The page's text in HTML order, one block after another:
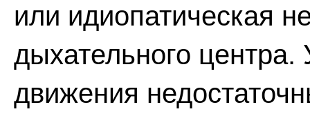
или идиопатическая
дыхательного
движения